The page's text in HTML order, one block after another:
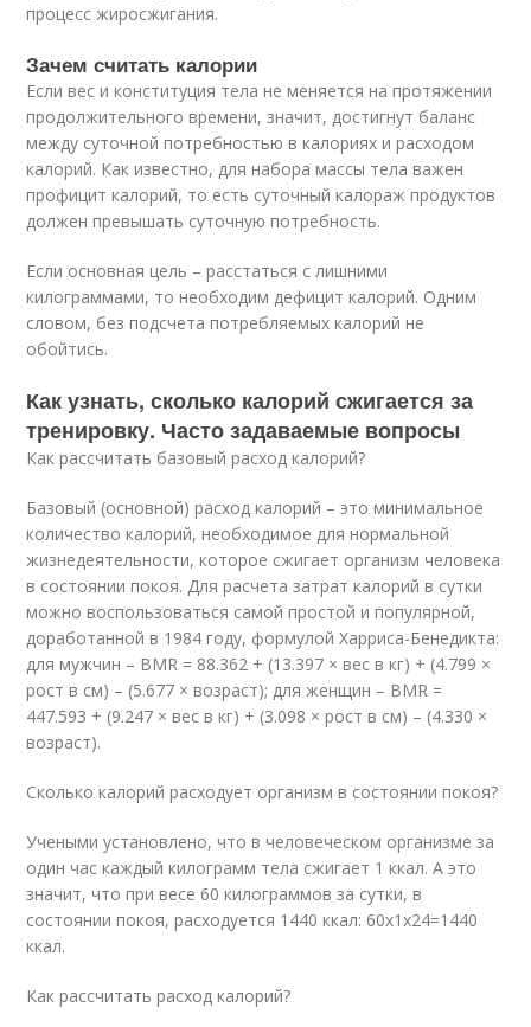
процесс жиросжигания.
Зачем считать калории
Если вес и конституция тела не меняется на протяжении
продолжительного времени, значит, достигнут баланс
между суточной потребностью в калориях и расходом
калорий. Как известно, для набора массы тела важен
профицит калорий, то есть суточный калораж продуктов
должен превышать суточную потребность.
Если основная цель – расстаться с лишними
килограммами, то необходим дефицит калорий. Одним
словом, без подсчета потребляемых калорий не
обойтись.
Как узнать, сколько калорий сжигается за
тренировку. Часто задаваемые вопросы
Как рассчитать базовый расход калорий?
Базовый (основной) расход калорий – это минимальное
количество калорий, необходимое для нормальной
жизнедеятельности, которое сжигает организм человека
в состоянии покоя. Для расчета затрат калорий в сутки
можно воспользоваться самой простой и популярной,
доработанной в 1984 году, формулой Харриса-Бенедикта:
для мужчин – BMR = 88.362 + (13.397 × вес в кг) + (4.799 ×
рост в см) – (5.677 × возраст); для женщин – BMR =
447.593 + (9.247 × вес в кг) + (3.098 × рост в см) – (4.330 ×
возраст).
Сколько калорий расходует организм в состоянии покоя?
Учеными установлено, что в человеческом организме за
один час каждый килограмм тела сжигает 1 ккал. А это
значит, что при весе 60 килограммов за сутки, в
состоянии покоя, расходуется 1440 ккал: 60х1х24=1440
ккал.
Как рассчитать расход калорий?